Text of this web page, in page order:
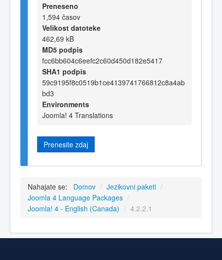
Preneseno
1,594 časov
Velikost datoteke
462,69 kB
MD5 podpis
fcc6bb604c6eefc2c60d450d182e5417
SHA1 podpis
59c9195f8c0519b1ce4139741766812c8a4ab
bd3
Environments
Joomla! 4 Translations
Prenesite zdaj
Nahajate se: Domov / Jezikovni paketi /
Joomla 4 Language Packages /
Joomla! 4 - English (Canada) / 4.2.2.1